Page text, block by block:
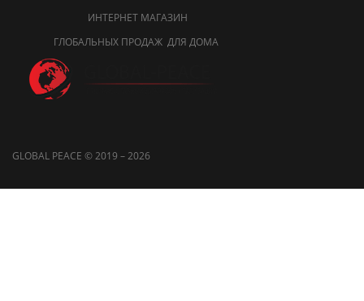
ИНТЕРНЕТ МАГАЗИН
ГЛОБАЛЬНЫХ ПРОДАЖ ДЛЯ ДОМА
GLOBAL PEACE © 2019 – 2026